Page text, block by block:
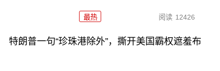
最热 阅读 12426
特朗普一句“珍珠港除外”，撕开美国霸权遮羞布